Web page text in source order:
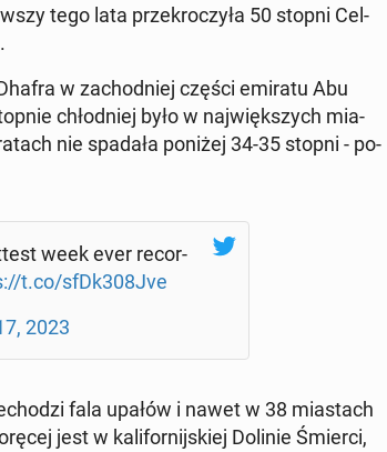
tego lata prze­kro­czy­ła 50 stopni Cel­
w za­chod­niej części emiratu Abu
chłod­niej było w naj­więk­szych mia­
nie spadała poniżej 34-35 stopni - po­
week ever re­cor­
t.co/sfDk308Jve
2023
fala upałów i nawet w 38 mia­stach
jest w ka­li­for­nij­skiej Dolinie Śmierci,